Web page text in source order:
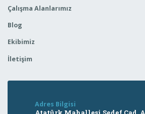
Çalışma Alanlarımız
Blog
Ekibimiz
İletişim
Adres Bilgisi